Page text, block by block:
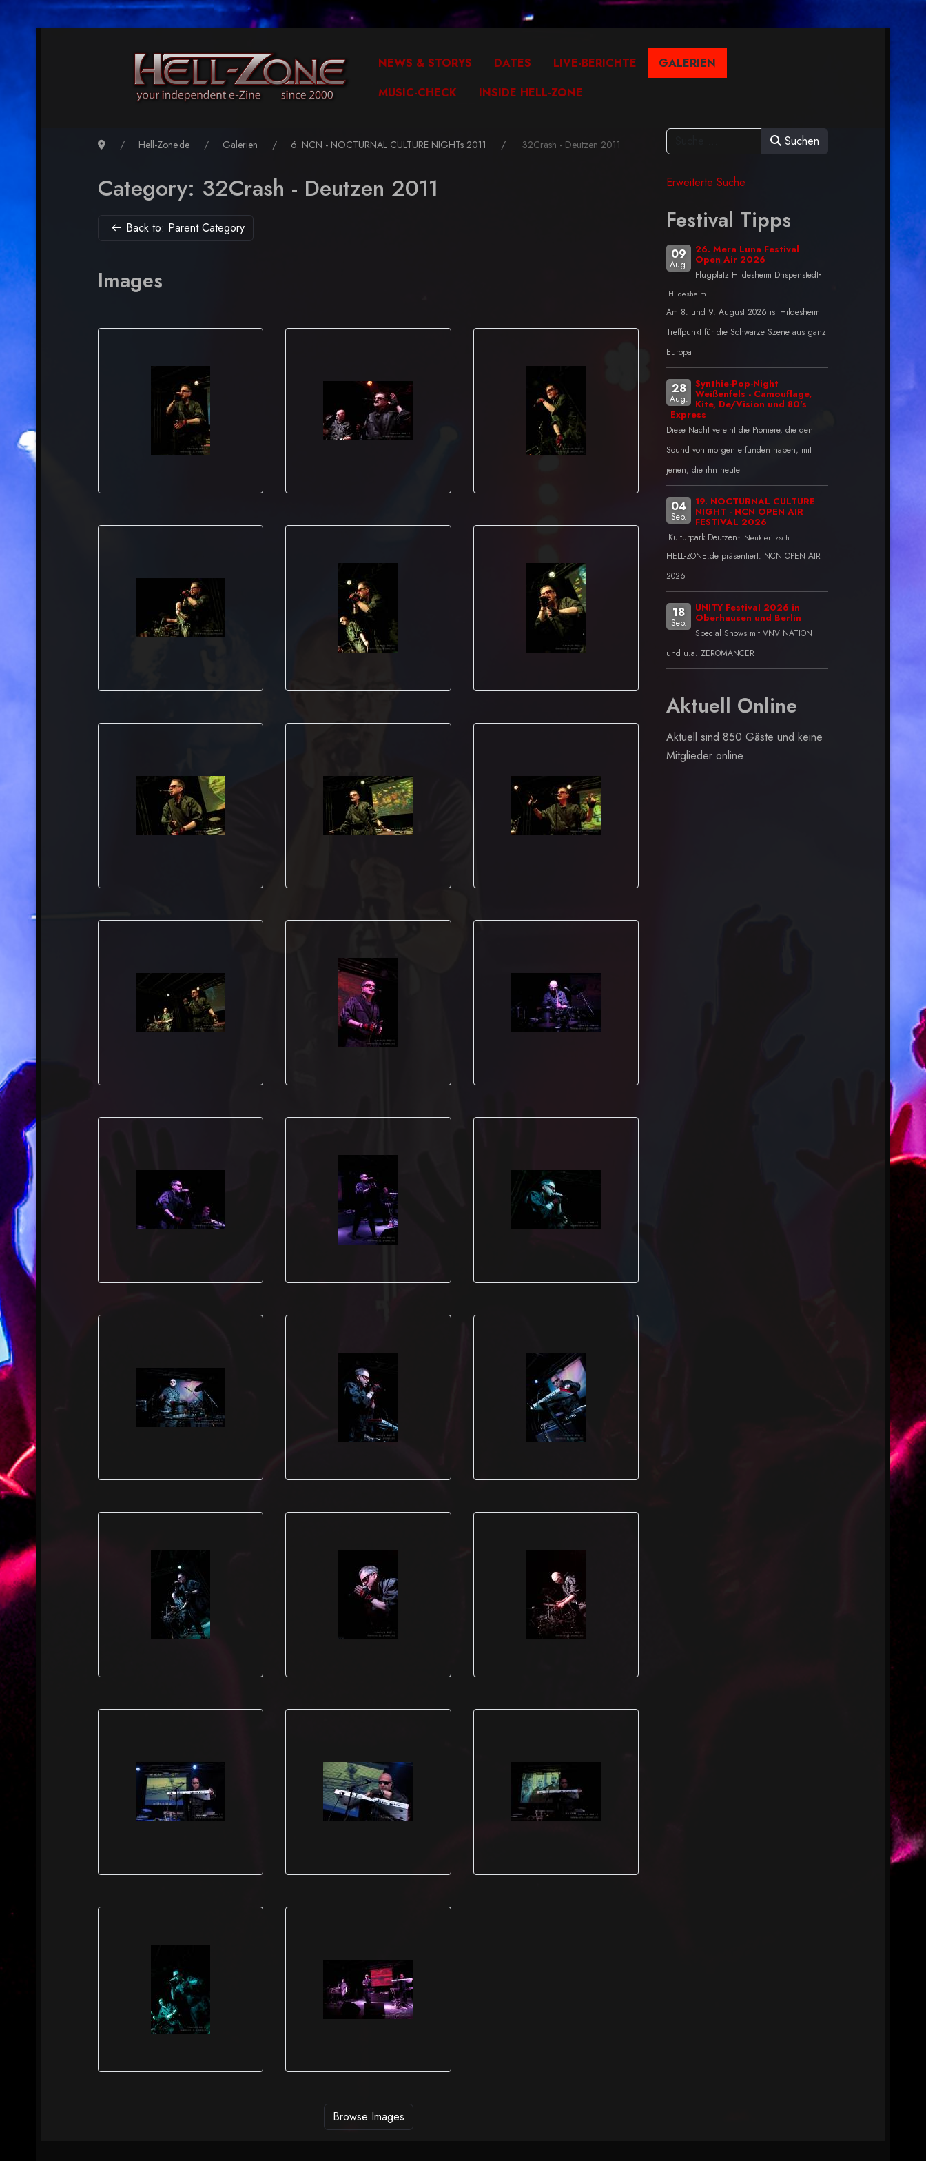
NEWS & STORYS DATES LIVE-BERICHTE
GALERIEN
MUSIC-CHECK
INSIDE HELL-ZONE
Hell-Zone.de Galerien 6. NCN - NOCTURNAL CULTURE NIGHTs 2011 32Crash - Deutzen 2011
Category: 32Crash - Deutzen 2011
Back to: Parent Category
Images
Browse Images
Suchen
Erweiterte Suche
Festival Tipps
09
Aug.
26. Mera Luna Festival
Open Air 2026
Flugplatz Hildesheim Drispenstedt-
Hildesheim
Am 8. und 9. August 2026 ist Hildesheim
Treffpunkt für die Schwarze Szene aus ganz
Europa
28
Aug.
Synthie-Pop-Night
Weißenfels - Camouflage,
Kite, De/Vision und 80's
Express
Diese Nacht vereint die Pioniere, die den
Sound von morgen erfunden haben, mit
jenen, die ihn heute
04
Sep.
19. NOCTURNAL CULTURE
NIGHT - NCN OPEN AIR
FESTIVAL 2026
Kulturpark Deutzen- Neukieritzsch
HELL-ZONE.de präsentiert: NCN OPEN AIR
2026
18
Sep.
UNITY Festival 2026 in
Oberhausen und Berlin
Special Shows mit VNV NATION
und u.a. ZEROMANCER
Aktuell Online
Aktuell sind 850 Gäste und keine
Mitglieder online